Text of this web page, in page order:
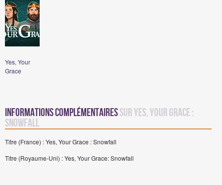
Yes, Your
Grace
Informations complémentairessur Yes, Your Grace :
Snowfall
Titre (France) : Yes, Your Grace : Snowfall
Titre (Royaume-Uni) : Yes, Your Grace: Snowfall